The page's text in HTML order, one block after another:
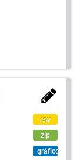
csv
zip
gráfico